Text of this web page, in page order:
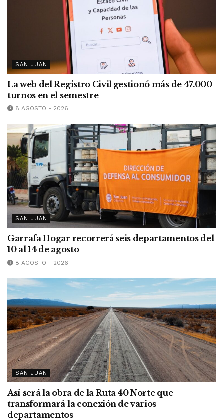
SAN JUAN
La web del Registro Civil gestionó más de 47.000
turnos en el semestre
8 AGOSTO - 2026
SAN JUAN
Garrafa Hogar recorrerá seis departamentos del
10 al 14 de agosto
8 AGOSTO - 2026
SAN JUAN
Así será la obra de la Ruta 40 Norte que
transformará la conexión de varios
departamentos